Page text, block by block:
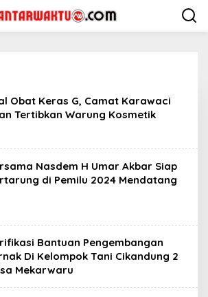
Obat Keras G, Camat Karawaci
Tertibkan Warung Kosmetik
Nasdem H Umar Akbar Siap
di Pemilu 2024 Mendatang
Bantuan Pengembangan
Di Kelompok Tani Cikandung 2
Mekarwaru